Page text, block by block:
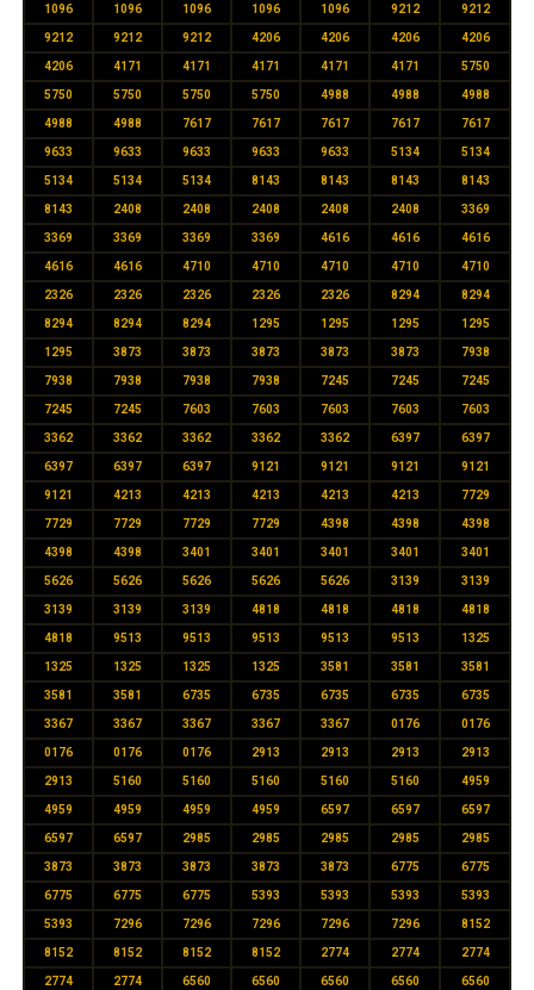
1096 1096 1096 1096 1096 9212 9212
9212 9212 9212 4206 4206 4206 4206
4206 4171 4171 4171 4171 4171 5750
5750 5750 5750 5750 4988 4988 4988
4988 4988 7617 7617 7617 7617 7617
9633 9633 9633 9633 9633 5134 5134
5134 5134 5134 8143 8143 8143 8143
8143 2408 2408 2408 2408 2408 3369
3369 3369 3369 3369 4616 4616 4616
4616 4616 4710 4710 4710 4710 4710
2326 2326 2326 2326 2326 8294 8294
8294 8294 8294 1295 1295 1295 1295
1295 3873 3873 3873 3873 3873 7938
7938 7938 7938 7938 7245 7245 7245
7245 7245 7603 7603 7603 7603 7603
3362 3362 3362 3362 3362 6397 6397
6397 6397 6397 9121 9121 9121 9121
9121 4213 4213 4213 4213 4213 7729
7729 7729 7729 7729 4398 4398 4398
4398 4398 3401 3401 3401 3401 3401
5626 5626 5626 5626 5626 3139 3139
3139 3139 3139 4818 4818 4818 4818
4818 9513 9513 9513 9513 9513 1325
1325 1325 1325 1325 3581 3581 3581
3581 3581 6735 6735 6735 6735 6735
3367 3367 3367 3367 3367 0176 0176
0176 0176 0176 2913 2913 2913 2913
2913 5160 5160 5160 5160 5160 4959
4959 4959 4959 4959 6597 6597 6597
6597 6597 2985 2985 2985 2985 2985
3873 3873 3873 3873 3873 6775 6775
6775 6775 6775 5393 5393 5393 5393
5393 7296 7296 7296 7296 7296 8152
8152 8152 8152 8152 2774 2774 2774
2774 2774 6560 6560 6560 6560 6560